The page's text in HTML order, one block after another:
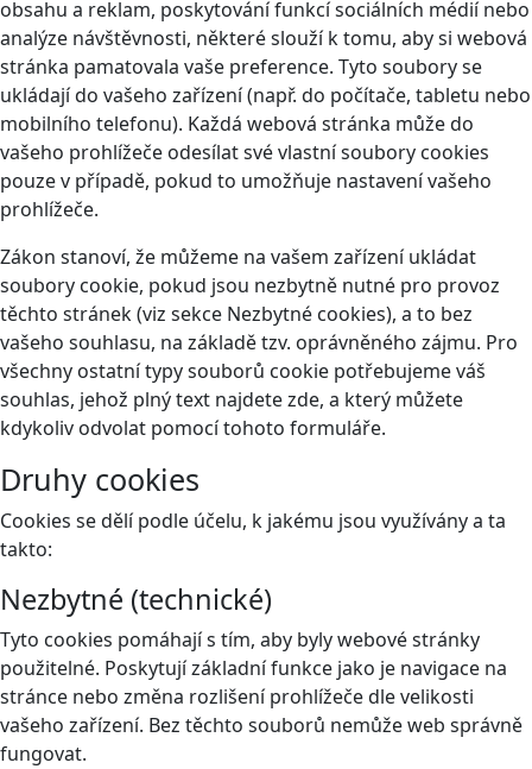
obsahu a reklam, poskytování funkcí sociálních médií nebo
analýze návštěvnosti, některé slouží k tomu, aby si webová
stránka pamatovala vaše preference. Tyto soubory se
ukládají do vašeho zařízení (např. do počítače, tabletu nebo
mobilního telefonu). Každá webová stránka může do
vašeho prohlížeče odesílat své vlastní soubory cookies
pouze v případě, pokud to umožňuje nastavení vašeho
prohlížeče.
Zákon stanoví, že můžeme na vašem zařízení ukládat
soubory cookie, pokud jsou nezbytně nutné pro provoz
těchto stránek (viz sekce Nezbytné cookies), a to bez
vašeho souhlasu, na základě tzv. oprávněného zájmu. Pro
všechny ostatní typy souborů cookie potřebujeme váš
souhlas, jehož plný text najdetezde, a který můžete
kdykoliv odvolat pomocí tohoto formuláře.
Druhy cookies
Cookies se dělí podle účelu, k jakému jsou využívány a ta
takto:
Nezbytné (technické)
Tyto cookies pomáhají s tím, aby byly webové stránky
použitelné. Poskytují základní funkce jako je navigace na
stránce nebo změna rozlišení prohlížeče dle velikosti
vašeho zařízení. Bez těchto souborů nemůže web správně
fungovat.